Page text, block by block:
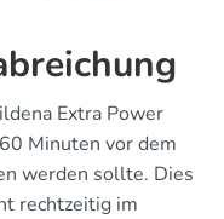
Extra Power
Minuten vor dem
werden sollte. Dies
rechtzeitig im